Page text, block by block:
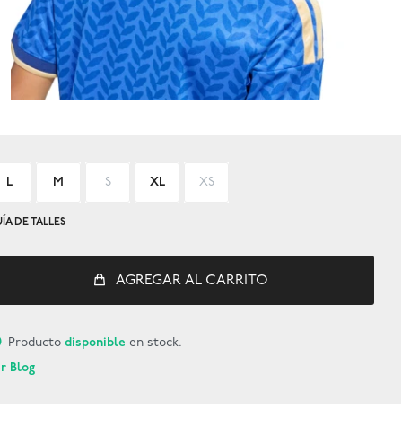
L M S XL XS
DE TALLES
AGREGAR AL CARRITO
Productodisponible en stock.
Blog